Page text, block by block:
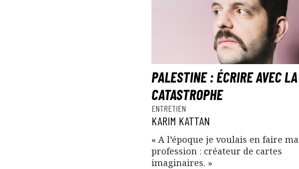
PALESTINE : ÉCRIRE AVEC LA
CATASTROPHE
ENTRETIEN
KARIM KATTAN
« A l’époque je voulais en faire ma
profession : créateur de cartes
imaginaires. »